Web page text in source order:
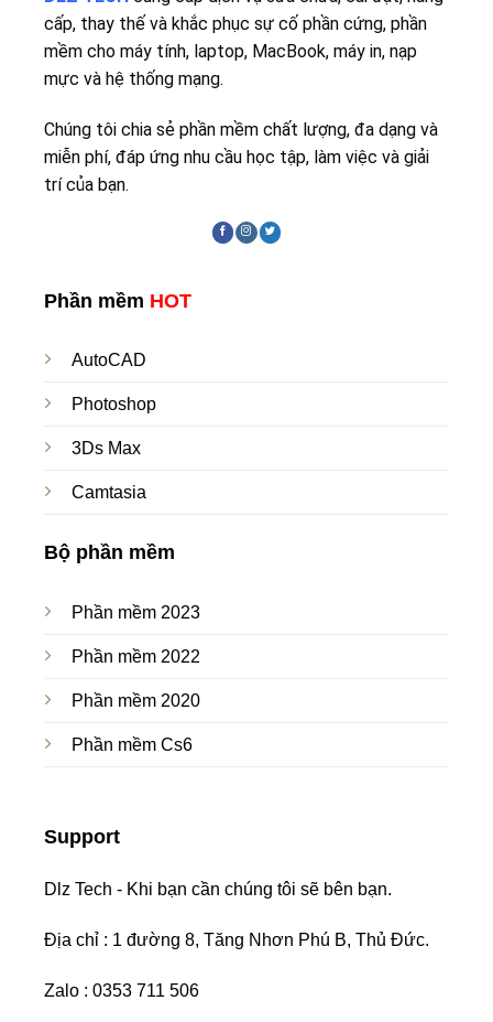
cấp, thay thế và khắc phục sự cố phần cứng, phần
mềm cho máy tính, laptop, MacBook, máy in, nạp
mực và hệ thống mạng.
Chúng tôi chia sẻ phần mềm chất lượng, đa dạng và
miễn phí, đáp ứng nhu cầu học tập, làm việc và giải
trí của bạn.
Phần mềm HOT
AutoCAD
Photoshop
3Ds Max
Camtasia
Bộ phần mềm
Phần mềm 2023
Phần mềm 2022
Phần mềm 2020
Phần mềm Cs6
Support
Dlz Tech - Khi bạn cần chúng tôi sẽ bên bạn.
Địa chỉ : 1 đường 8, Tăng Nhơn Phú B, Thủ Đức.
Zalo : 0353 711 506